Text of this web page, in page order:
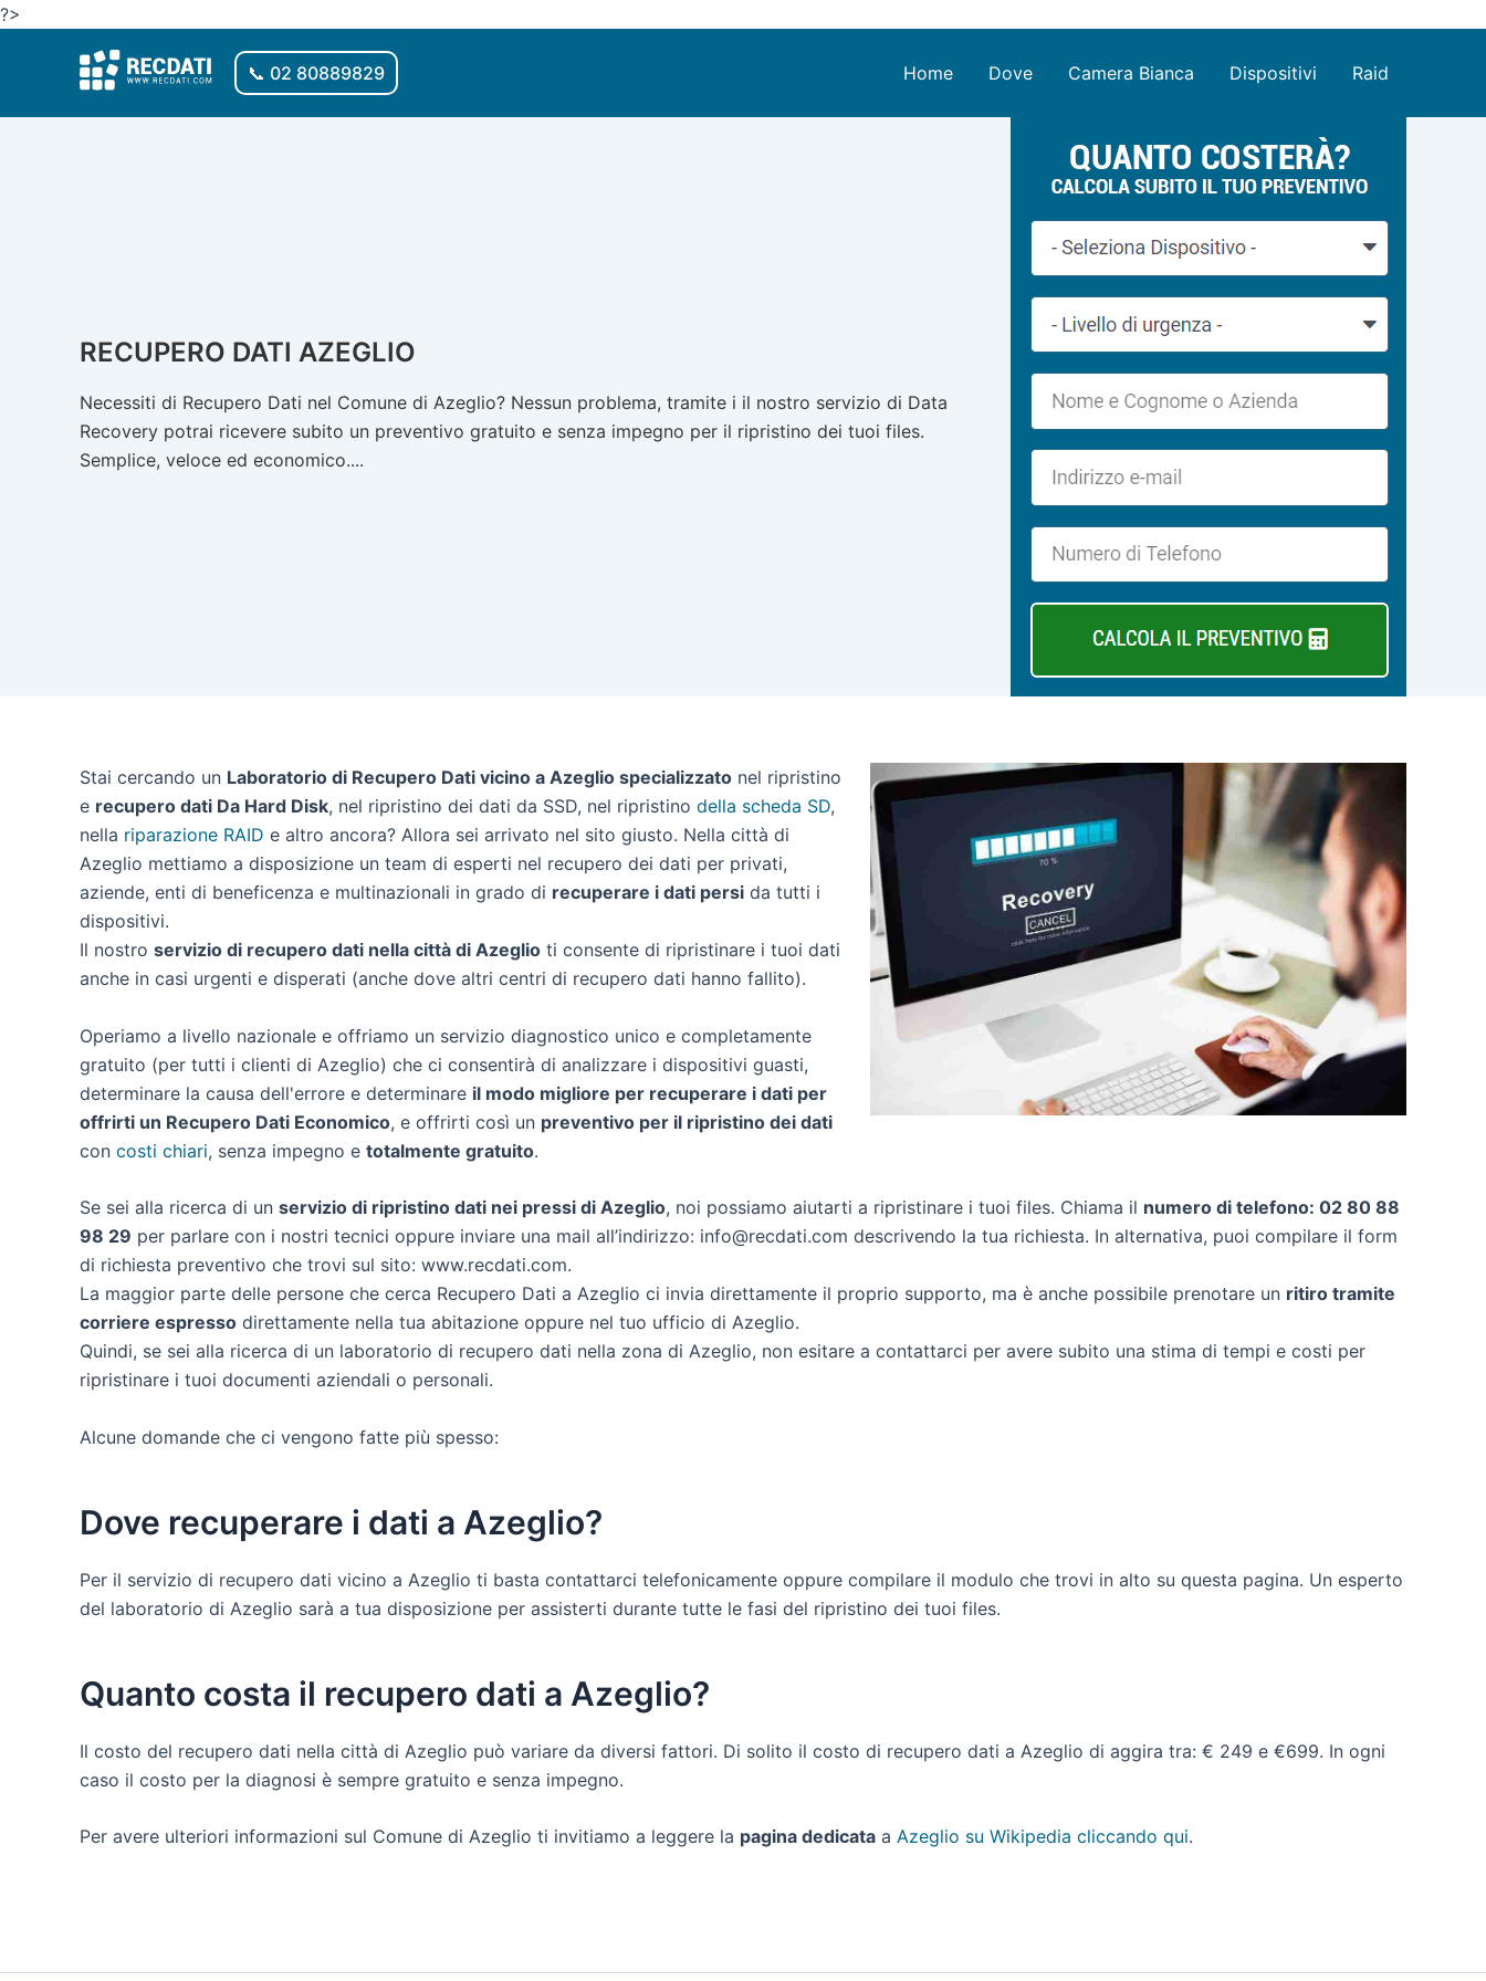
?>
contenuto
📞 02 80889829 Home Dove Camera Bianca Dispositivi Raid
RECUPERO DATI AZEGLIO
Necessiti di Recupero Dati nel Comune di Azeglio? Nessun problema, tramite i il nostro servizio di Data
Recovery potrai ricevere subito un preventivo gratuito e senza impegno per il ripristino dei tuoi files.
Semplice, veloce ed economico....
Stai cercando un Laboratorio di Recupero Dati vicino a Azeglio specializzato nel ripristino
e recupero dati Da Hard Disk, nel ripristino dei dati da SSD, nel ripristino della scheda SD,
nella riparazione RAID e altro ancora? Allora sei arrivato nel sito giusto. Nella città di
Azeglio mettiamo a disposizione un team di esperti nel recupero dei dati per privati,
aziende, enti di beneficenza e multinazionali in grado di recuperare i dati persi da tutti i
dispositivi.
Il nostro servizio di recupero dati nella città di Azeglio ti consente di ripristinare i tuoi dati
anche in casi urgenti e disperati (anche dove altri centri di recupero dati hanno fallito).
Operiamo a livello nazionale e offriamo un servizio diagnostico unico e completamente
gratuito (per tutti i clienti di Azeglio) che ci consentirà di analizzare i dispositivi guasti,
determinare la causa dell'errore e determinare il modo migliore per recuperare i dati per
offrirti un Recupero Dati Economico, e offrirti così un preventivo per il ripristino dei dati
con costi chiari, senza impegno e totalmente gratuito.
Se sei alla ricerca di un servizio di ripristino dati nei pressi di Azeglio, noi possiamo aiutarti a ripristinare i tuoi files. Chiama il numero di telefono: 02 80 88
98 29 per parlare con i nostri tecnici oppure inviare una mail all’indirizzo: info@recdati.com descrivendo la tua richiesta. In alternativa, puoi compilare il form
di richiesta preventivo che trovi sul sito: www.recdati.com.
La maggior parte delle persone che cerca Recupero Dati a Azeglio ci invia direttamente il proprio supporto, ma è anche possibile prenotare un ritiro tramite
corriere espresso direttamente nella tua abitazione oppure nel tuo ufficio di Azeglio.
Quindi, se sei alla ricerca di un laboratorio di recupero dati nella zona di Azeglio, non esitare a contattarci per avere subito una stima di tempi e costi per
ripristinare i tuoi documenti aziendali o personali.
Alcune domande che ci vengono fatte più spesso:
Dove recuperare i dati a Azeglio?
Per il servizio di recupero dati vicino a Azeglio ti basta contattarci telefonicamente oppure compilare il modulo che trovi in alto su questa pagina. Un esperto
del laboratorio di Azeglio sarà a tua disposizione per assisterti durante tutte le fasi del ripristino dei tuoi files.
Quanto costa il recupero dati a Azeglio?
Il costo del recupero dati nella città di Azeglio può variare da diversi fattori. Di solito il costo di recupero dati a Azeglio di aggira tra: € 249 e €699. In ogni
caso il costo per la diagnosi è sempre gratuito e senza impegno.
Per avere ulteriori informazioni sul Comune di Azeglio ti invitiamo a leggere la pagina dedicata a Azeglio su Wikipedia cliccando qui.